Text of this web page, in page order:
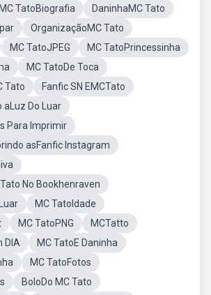
MC TatoBiografia
DaninhaMC Tato
OrganizaçãoMC Tato
MC TatoJPEG
MC TatoPrincessinha
MC TatoDe Toca
Tato
Fanfic SN EMCTato
aLuz Do Luar
Para Imprimir
asFanfic Instagram
Tato No Bookhenraven
MC TatoIdade
MC TatoPNG
MCTatto
DIA
MC TatoE Daninha
MC TatoFotos
BoloDo MC Tato